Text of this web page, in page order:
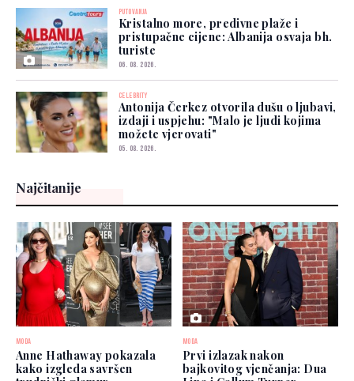
PUTOVANJA
Kristalno more, predivne plaže i
pristupačne cijene: Albanija osvaja bh.
turiste
06. 08. 2026.
CELEBRITY
Antonija Čerkez otvorila dušu o ljubavi,
izdaji i uspjehu: "Malo je ljudi kojima
možete vjerovati"
05. 08. 2026.
Najčitanije
MODA
Anne Hathaway pokazala
kako izgleda savršen
MODA
Prvi izlazak nakon
bajkovitog vjenčanja: Dua